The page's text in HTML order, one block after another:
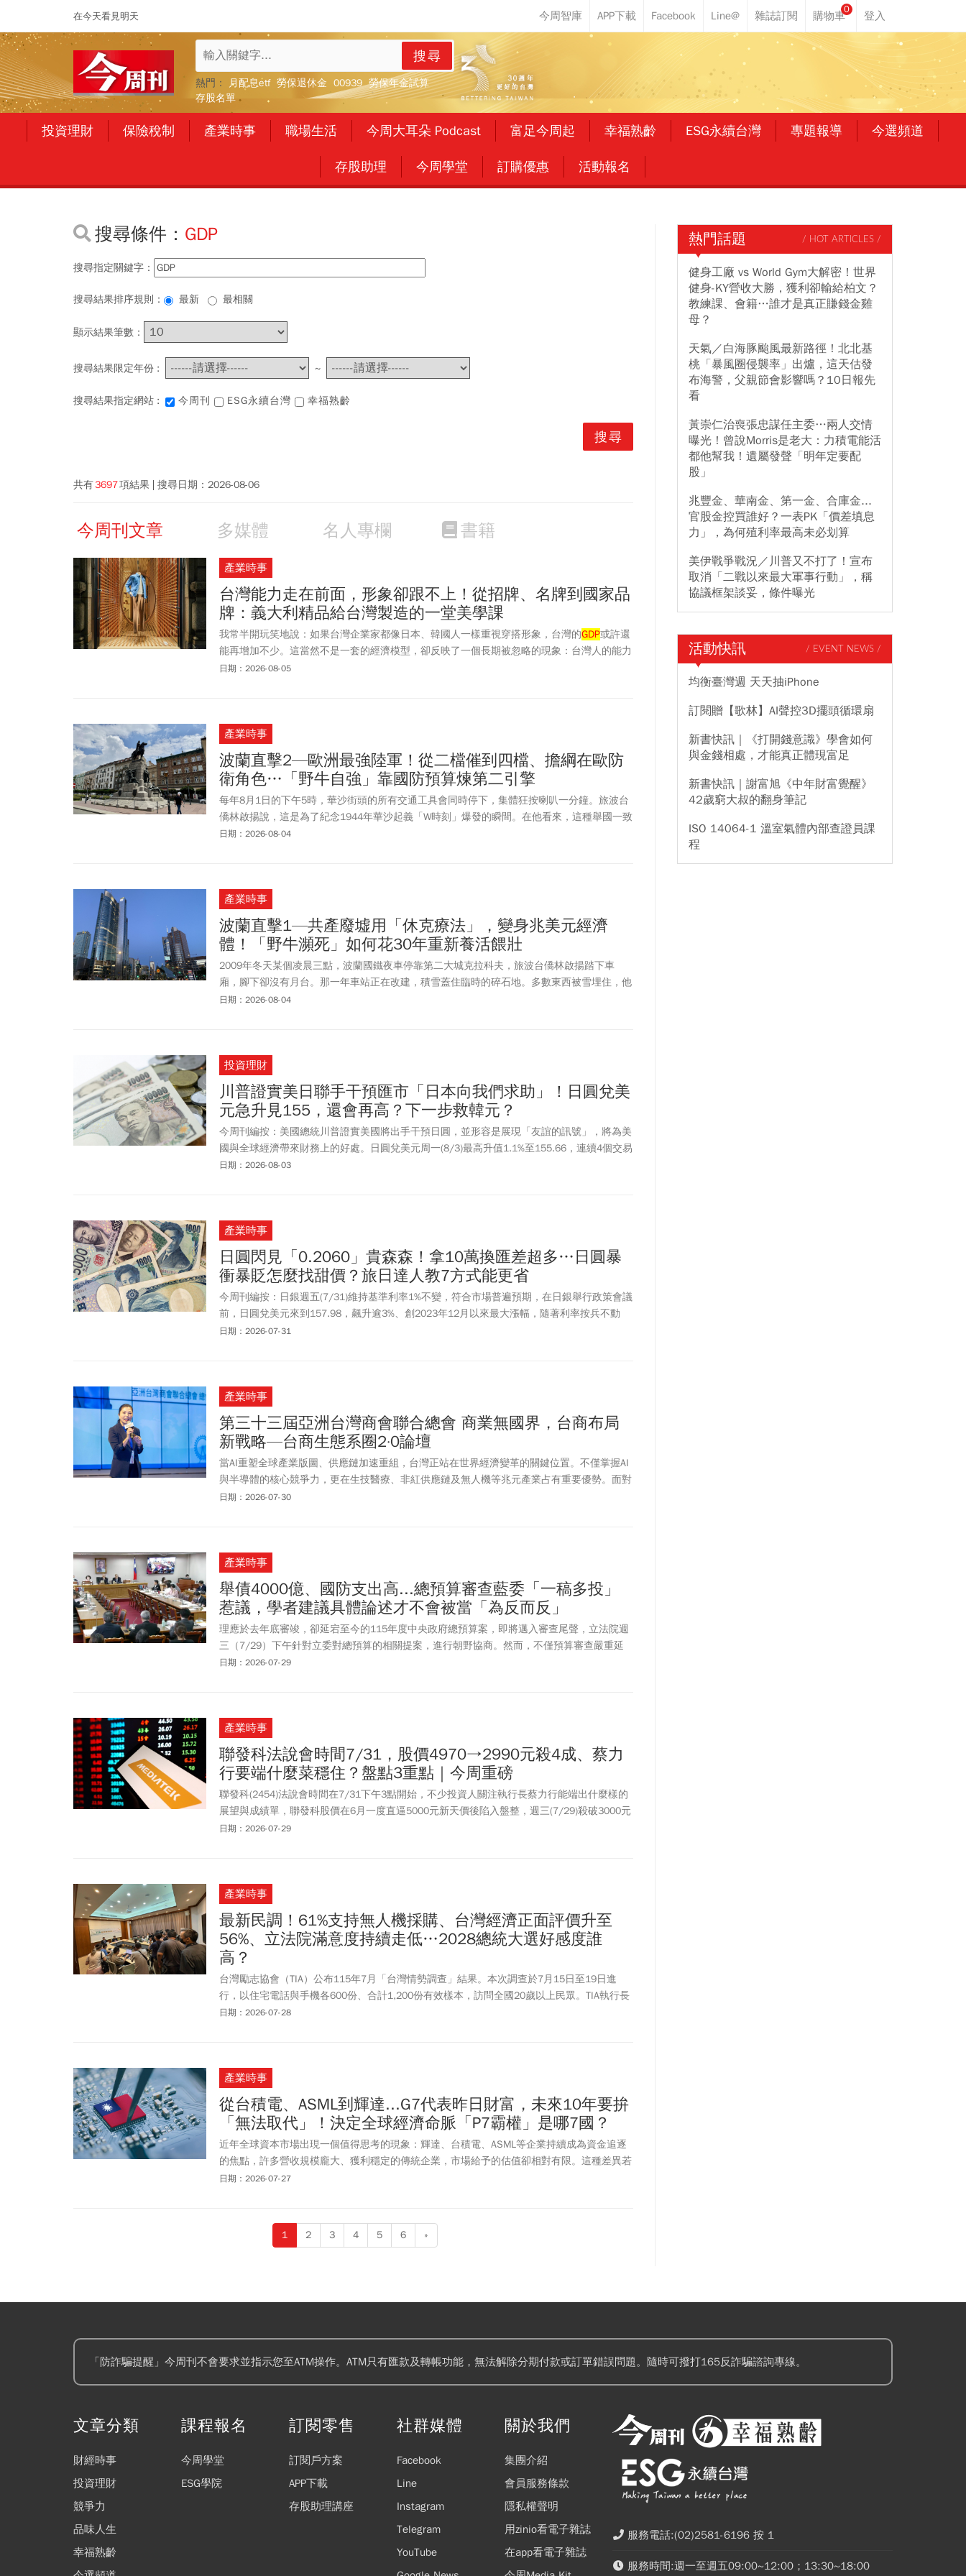
在今天看見明天
0
搜尋
熱門： 月配息etf 勞保退休金 00939 勞保年金試算
存股名單
投資理財 保險稅制 產業時事 職場生活 今周大耳朵 Podcast 富足今周起 幸福熟齡 ESG永續台灣 專題報導 今選頻道
存股助理 今周學堂 訂購優惠 活動報名
搜尋條件： GDP
搜尋指定關鍵字：
搜尋結果排序規則： 最新 最相關
顯示結果筆數：
搜尋結果限定年份 : ~
搜尋結果指定網站 : 今周刊 ESG永續台灣 幸福熟齡
共有3697項結果 搜尋日期： 2026-08-06
今周刊文章 多媒體 名人專欄 書籍
產業時事
台灣能力走在前面，形象卻跟不上！從招牌、名牌到國家品
牌：義大利精品給台灣製造的一堂美學課
我常半開玩笑地說：如果台灣企業家都像日本、韓國人一樣重視穿搭形象，台灣的GDP或許還
能再增加不少。這當然不是一套的經濟模型，卻反映了一個長期被忽略的現象：台灣人的能力
經常走在前面，形象卻沒有及時跟上。我們擁有世界級工程師、企業家、醫師與專業人才，也
國家亦然。
日期：2026-08-05
產業時事
波蘭直擊2—歐洲最強陸軍！從二檔催到四檔、擔綱在歐防
衛角色…「野牛自強」靠國防預算煉第二引擎
每年8月1日的下午5時，華沙街頭的所有交通工具會同時停下，集體狂按喇叭一分鐘。旅波台
僑林啟揚說，這是為了紀念1944年華沙起義「W時刻」爆發的瞬間。在他看來，這種舉國一致
的凝聚力，「正是台灣目前比較缺的」。他觀察，波蘭人民族意識核心，正是那種「兩邊
日期：2026-08-04
產業時事
波蘭直擊1—共產廢墟用「休克療法」，變身兆美元經濟
體！「野牛瀕死」如何花30年重新養活餵壯
2009年冬天某個凌晨三點，波蘭國鐵夜車停靠第二大城克拉科夫，旅波台僑林啟揚踏下車
廂，腳下卻沒有月台。那一年車站正在改建，積雪蓋住臨時的碎石地。多數東西被雪埋住，他
當下的感受是：這裡看起來比台灣還落後很多。10多年後，同一棟廢棄的舊火車站，已改建成
日期：2026-08-04
投資理財
川普證實美日聯手干預匯市「日本向我們求助」！日圓兌美
元急升見155，還會再高？下一步救韓元？
今周刊編按：美國總統川普證實美國將出手干預日圓，並形容是展現「友誼的訊號」，將為美
國與全球經濟帶來財務上的好處。日圓兌美元周一(8/3)最高升值1.1%至155.66，連續4個交易
日走升。日本財務大臣片山皋月指出，日本與美國進行15年來首次聯合匯市干預行動，並警告
（Scott Bessent）則在社群媒體X平台表示：「我們強烈支持日本為糾正日圓嚴重低估而採取
的果斷市場與貨幣措施」，並再次呼籲日本央行升息。受利率升高、油價攀升以及資金持續外
流影響，日圓持續承受貶值壓力。日圓7月一度貶至163.24日圓兌1美元，創下自1986年以來
最低水準；東京當局7/31也再進場，使日圓兌美元匯率當天收盤升值1.3%，報157.4日圓兌1
美元，為2個多月來高點。另一方面，華爾街也關注「為什麼是現在」？策略師將此次行動稱
為AI時代「價格維持操作」(PKO)，因日韓皆為美國半導體與 AI 供應鏈核心，三星、SK 海力
士、東京電子牽動全球算力擴張，若日圓崩貶推高日債收益率、逼出套利交易平倉，火會燒到
日期：2026-08-03
產業時事
日圓閃見「0.2060」貴森森！拿10萬換匯差超多…日圓暴
衝暴貶怎麼找甜價？旅日達人教7方式能更省
今周刊編按：日銀週五(7/31)維持基準利率1%不變，符合市場普遍預期，在日銀舉行政策會議
前，日圓兌美元來到157.98，飆升逾3%、創2023年12月以來最大漲幅，隨著利率按兵不動
下，日圓隨後又回貶至160附近。日圓匯率急升，民眾赴日換匯成本也明顯增加，台銀牌告匯
日本兩、三趟，常去日本旅遊、出差，可以趁這個時候換匯嗎？旅日達人林氏璧分享，如果民
眾只是一兩年才去一趟日本，匯率上上下下其實影響不大。若是和他一樣常去日本、有日幣消
費的需求，可以依照以下7原則分散風險，省荷包！1、申請一個外幣帳戶2、保存一部分的旅
遊基金3、不要貪心，覺得應該還可以再低而遲遲不換4、分批換入，是避險的重要方式5、可
以參考，但不要太相信所謂匯率專家的預測6、不一定要用現金。雙幣卡也是好選擇7、準備多
種支付方式分散風險
日期：2026-07-31
產業時事
第三十三屆亞洲台灣商會聯合總會 商業無國界，台商布局
新戰略—台商生態系圈2·0論壇
當AI重塑全球產業版圖、供應鏈加速重組，台灣正站在世界經濟變革的關鍵位置。不僅掌握AI
與半導體的核心競爭力，更在生技醫療、非紅供應鏈及無人機等兆元產業占有重要優勢。面對
全球新局，台商正迎來返台布局、串聯跨境資源、打造國際合作平台的黃金契機，共同開啟下
日期：2026-07-30
產業時事
舉債4000億、國防支出高...總預算審查藍委「一稿多投」
惹議，學者建議具體論述才不會被當「為反而反」
理應於去年底審竣，卻延宕至今的115年度中央政府總預算案，即將邁入審查尾聲，立法院週
三（7/29）下午針對立委對總預算的相關提案，進行朝野協商。然而，不僅預算審查嚴重延
宕，在進入總預算審查最終階段的「深水區」，立委對今年度預算相關提案的刪減理由及數
日期：2026-07-29
產業時事
聯發科法說會時間7/31，股價4970→2990元殺4成、蔡力
行要端什麼菜穩住？盤點3重點｜今周重磅
聯發科(2454)法說會時間在7/31下午3點開始，不少投資人關注執行長蔡力行能端出什麼樣的
展望與成績單，聯發科股價在6月一度直逼5000元新天價後陷入盤整，週三(7/29)殺破3000元
關卡、打到2990元，收3150元，下跌165元或4.98%。聯發科Q2營收優於預期，加上下半年
驚艷投資人？2、主計總處公布Q2
被迫升息嗎？
日期：2026-07-29
產業時事
最新民調！61%支持無人機採購、台灣經濟正面評價升至
56%、立法院滿意度持續走低…2028總統大選好感度誰
高？
台灣勵志協會（TIA）公布115年7月「台灣情勢調查」結果。本次調查於7月15日至19日進
行，以住宅電話與手機各600份、合計1,200份有效樣本，訪問全國20歲以上民眾。TIA執行長
賴榮偉與淡江大學外交與國際關係學系助理教授洪耀南共同出席記者會，針對調查結果進行分
日期：2026-07-28
產業時事
從台積電、ASML到輝達...G7代表昨日財富，未來10年要拚
「無法取代」！決定全球經濟命脈「P7霸權」是哪7國？
近年全球資本市場出現一個值得思考的現象：輝達、台積電、ASML等企業持續成為資金追逐
的焦點，許多營收規模龐大、獲利穩定的傳統企業，市場給予的估值卻相對有限。這種差異若
只用成長率、本益比或產業景氣解釋恐怕仍不完整。投資人真正願意支付高額溢價的，往往不
日期：2026-07-27
1 2 3 4 5 6 »
熱門話題 / HOT ARTICLES /
健身工廠 vs World Gym大解密！世界
健身-KY營收大勝，獲利卻輸給柏文？
教練課、會籍…誰才是真正賺錢金雞
母？
天氣／白海豚颱風最新路徑！北北基
桃「暴風圈侵襲率」出爐，這天估發
布海警，父親節會影響嗎？10日報先
看
黃崇仁治喪張忠謀任主委…兩人交情
曝光！曾說Morris是老大：力積電能活
都他幫我！遺屬發聲「明年定要配
股」
兆豐金、華南金、第一金、合庫金...
官股金控買誰好？一表PK「價差填息
力」，為何殖利率最高未必划算
美伊戰爭戰況／川普又不打了！宣布
取消「二戰以來最大軍事行動」，稱
協議框架談妥，條件曝光
活動快訊 / EVENT NEWS /
均衡臺灣週 天天抽iPhone
訂閱贈【歌林】AI聲控3D擺頭循環扇
新書快訊｜《打開錢意識》學會如何
與金錢相處，才能真正體現富足
新書快訊｜謝富旭《中年財富覺醒》
42歲窮大叔的翻身筆記
ISO 14064-1 溫室氣體內部查證員課
程
「防詐騙提醒」今周刊不會要求並指示您至ATM操作。ATM只有匯款及轉帳功能，無法解除分期付款或訂單錯誤問題。隨時可撥打165反詐騙諮詢專線。
文章分類
財經時事
投資理財
競爭力
品味人生
幸福熟齡
課程報名
今周學堂
ESG學院
訂閱零售
訂閱戶方案
APP下載
存股助理講座
社群媒體
Facebook
Line
Instagram
Telegram
YouTube
關於我們
集團介紹
會員服務條款
隱私權聲明
用zinio看電子雜誌
在app看電子雜誌
服務電話:(02)2581-6196 按 1
服務時間:週一至週五09:00~12:00；13:30~18:00